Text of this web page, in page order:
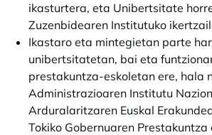
ikasturtera, eta Unibertsitate
Zuzenbidearen Institutuko
Ikastaro eta mintegietan parte
unibertsitatetan, bai eta
prestakuntza-eskoletan ere, hala
Administrazioaren Institutu
Arduralaritzaren Euskal
Tokiko Gobernuaren